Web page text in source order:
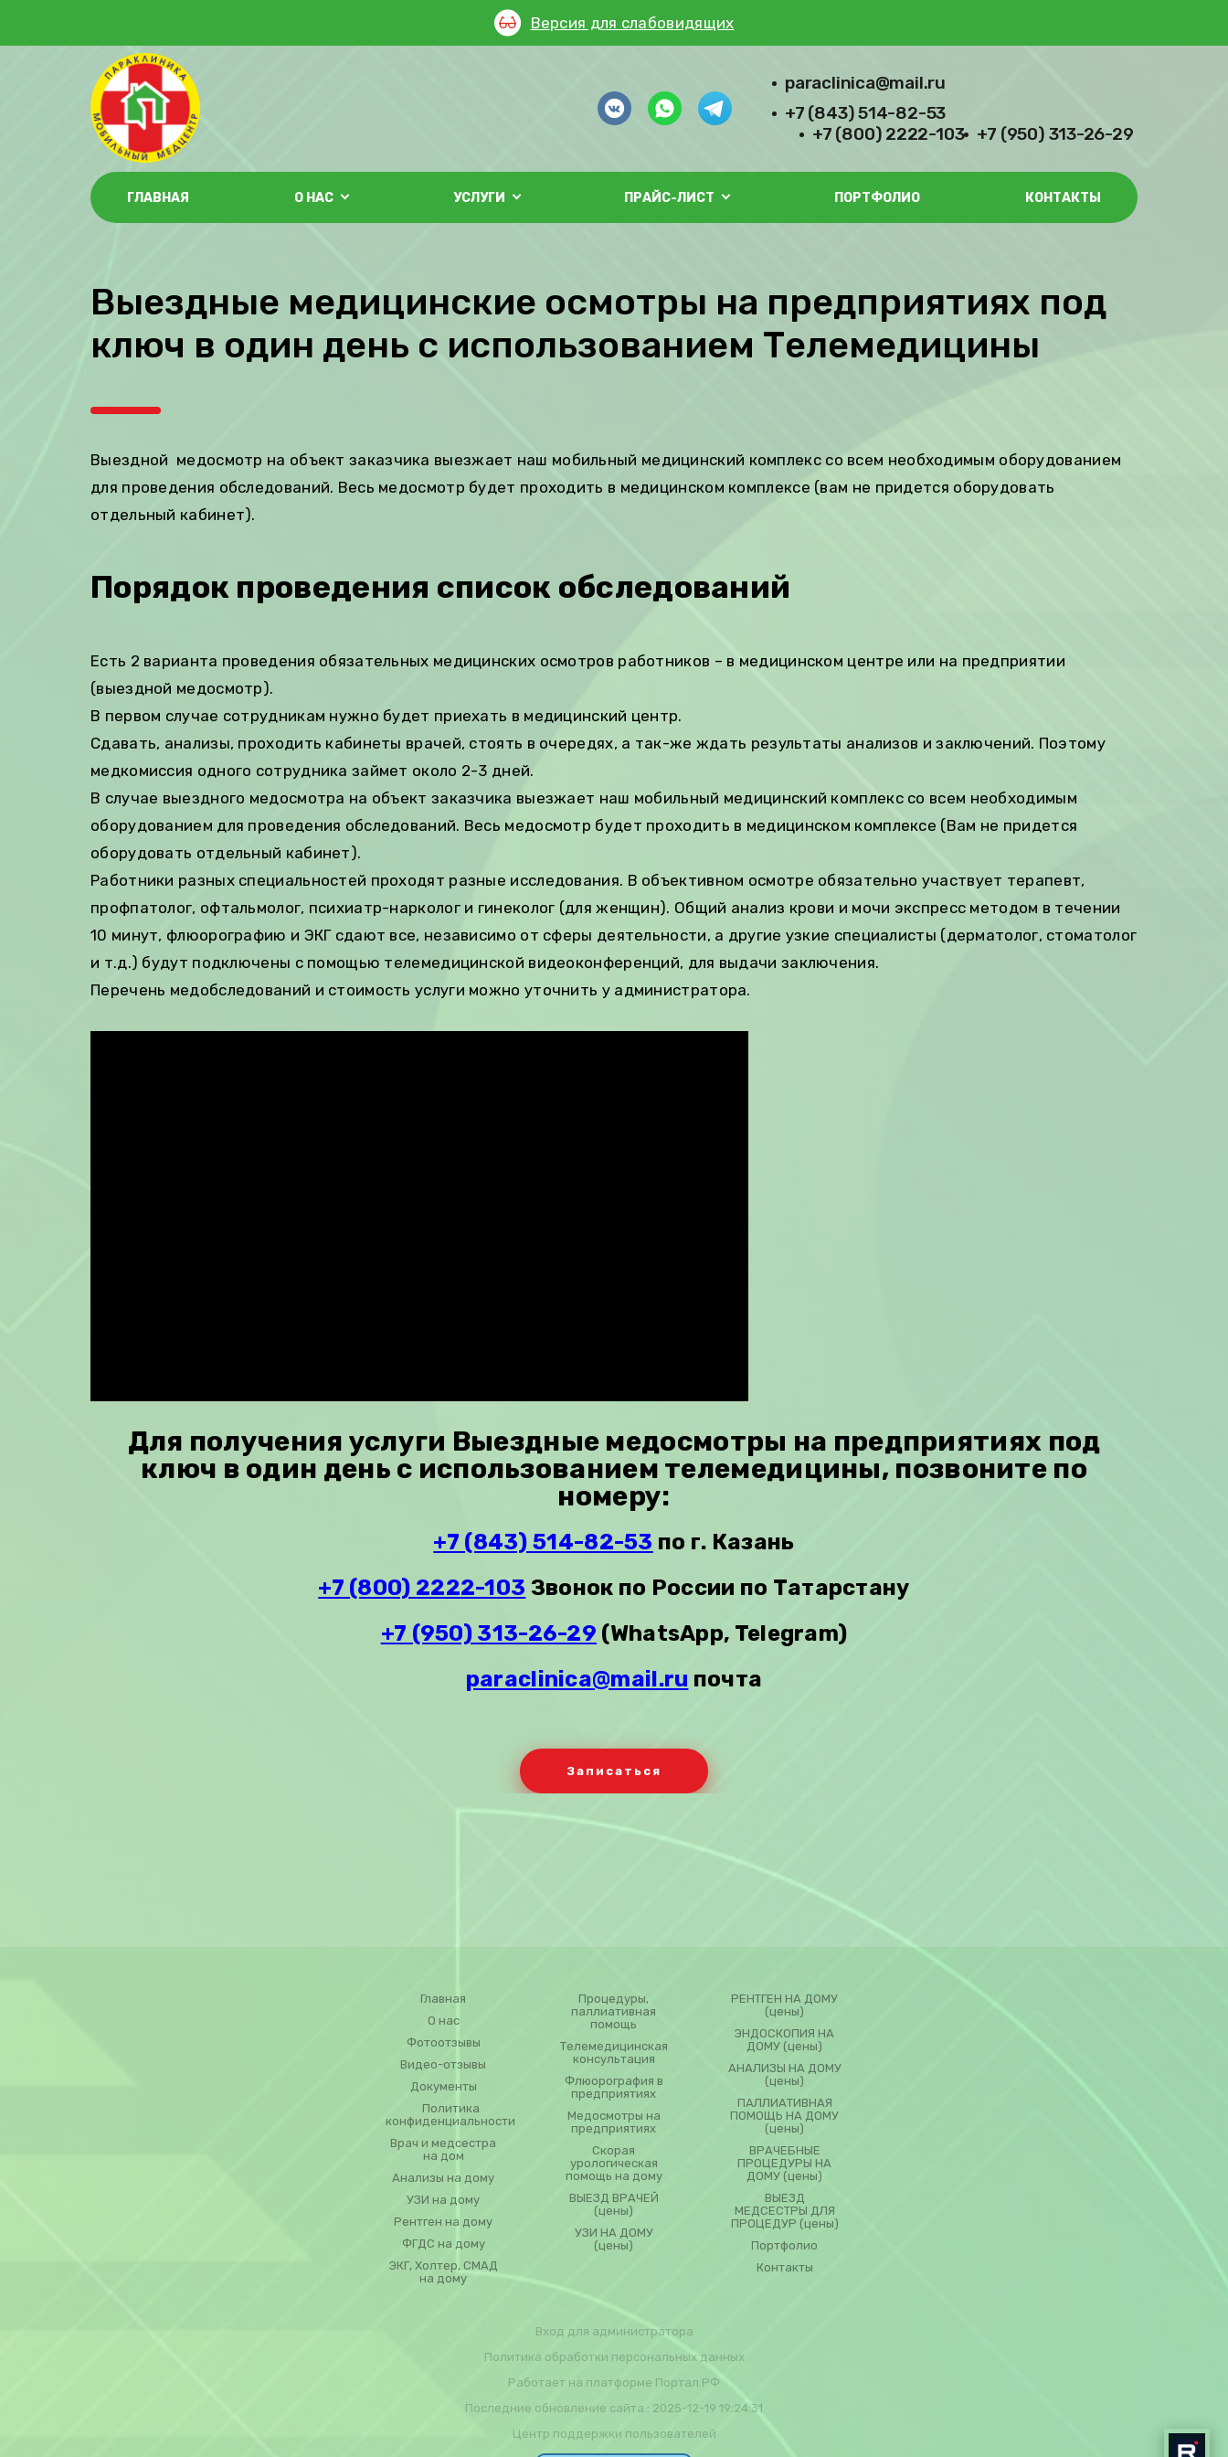
Версия для слабовидящих
paraclinica@mail.ru
+7 (843) 514-82-53
+7 (800) 2222-103
+7 (950) 313-26-29
ГЛАВНАЯ О НАС УСЛУГИ ПРАЙС-ЛИСТ ПОРТФОЛИО КОНТАКТЫ
Выездные медицинские осмотры на предприятиях под
ключ в один день с использованием Телемедицины
Выездной медосмотр на объект заказчика выезжает наш мобильный медицинский комплекс со всем необходимым оборудованием
для проведения обследований. Весь медосмотр будет проходить в медицинском комплексе (вам не придется оборудовать
отдельный кабинет).
Порядок проведения список обследований
Есть 2 варианта проведения обязательных медицинских осмотров работников – в медицинском центре или на предприятии
(выездной медосмотр).
В первом случае сотрудникам нужно будет приехать в медицинский центр.
Сдавать, анализы, проходить кабинеты врачей, стоять в очередях, а так-же ждать результаты анализов и заключений. Поэтому
медкомиссия одного сотрудника займет около 2-3 дней.
В случае выездного медосмотра на объект заказчика выезжает наш мобильный медицинский комплекс со всем необходимым
оборудованием для проведения обследований. Весь медосмотр будет проходить в медицинском комплексе (Вам не придется
оборудовать отдельный кабинет).
Работники разных специальностей проходят разные исследования. В объективном осмотре обязательно участвует терапевт,
профпатолог, офтальмолог, психиатр-нарколог и гинеколог (для женщин). Общий анализ крови и мочи экспресс методом в течении
10 минут, флюорографию и ЭКГ сдают все, независимо от сферы деятельности, а другие узкие специалисты (дерматолог, стоматолог
и т.д.) будут подключены с помощью телемедицинской видеоконференций, для выдачи заключения.
Перечень медобследований и стоимость услуги можно уточнить у администратора.
Для получения услуги Выездные медосмотры на предприятиях под
ключ в один день с использованием телемедицины, позвоните по
номеру:
+7 (843) 514-82-53 по г. Казань
+7 (800) 2222-103 Звонок по России по Татарстану
+7 (950) 313-26-29 (WhatsApp, Telegram)
paraclinica@mail.ru почта
Записаться
Главная
О нас
Фотоотзывы
Видео-отзывы
Документы
Политика
конфиденциальности
Врач и медсестра
на дом
Анализы на дому
УЗИ на дому
Рентген на дому
ФГДС на дому
ЭКГ, Холтер, СМАД
на дому
Процедуры,
паллиативная
помощь
Телемедицинская
консультация
Флюорография в
предприятиях
Медосмотры на
предприятиях
Скорая
урологическая
помощь на дому
ВЫЕЗД ВРАЧЕЙ
(цены)
УЗИ НА ДОМУ
(цены)
РЕНТГЕН НА ДОМУ
(цены)
ЭНДОСКОПИЯ НА
ДОМУ (цены)
АНАЛИЗЫ НА ДОМУ
(цены)
ПАЛЛИАТИВНАЯ
ПОМОЩЬ НА ДОМУ
(цены)
ВРАЧЕБНЫЕ
ПРОЦЕДУРЫ НА
ДОМУ (цены)
ВЫЕЗД
МЕДСЕСТРЫ ДЛЯ
ПРОЦЕДУР (цены)
Портфолио
Контакты
Вход для администратора
Политика обработки персональных данных
Работает на платформе Портал.РФ
Последние обновление сайта : 2025-12-19 19:24:31
Центр поддержки пользователей